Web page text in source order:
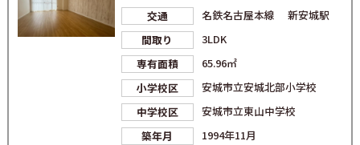
交通
名鉄名古屋本線 新安城駅
間取り
3LDK
専有面積
65.96㎡
小学校区
安城市立安城北部小学校
中学校区
安城市立東山中学校
築年月
1994年11月